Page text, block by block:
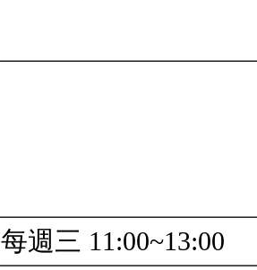
每週三 11:00~13:00